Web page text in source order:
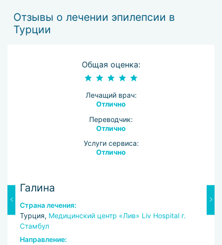
Отзывы о лечении эпилепсии в
Турции
Общая оценка:
Лечащий врач:
Отлично
Переводчик:
Отлично
Услуги сервиса:
Отлично
Галина
Страна лечения:
Турция, Медицинский центр «Лив» Liv Hospital г.
Стамбул
Направление: